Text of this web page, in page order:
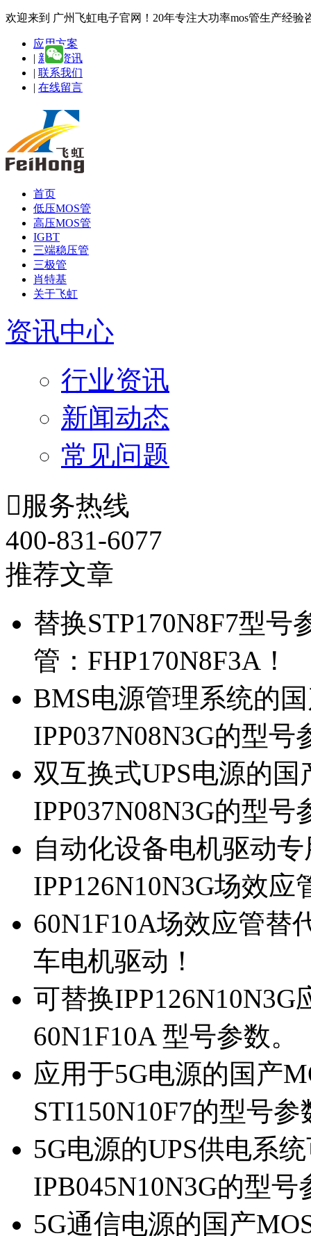
欢迎来到 广州飞虹电子官网！20年专注大功率mos管生产经验
应用方案
| 新闻资讯
| 联系我们
| 在线留言
首页
低压MOS管
高压MOS管
IGBT
三端稳压管
三极管
肖特基
关于飞虹
资讯中心
行业资讯
新闻动态
常见问题
服务热线
400-831-6077
推荐文章
替换STP170N8F7型
管：FHP170N8F3A！
BMS电源管理系统的
IPP037N08N3G的型号
双互换式UPS电源的
IPP037N08N3G的型号
自动化设备电机驱动
IPP126N10N3G场效应
60N1F10A场效应管替
车电机驱动！
可替换
60N1F10A 型号参数。
应用于5G电源的国产
STI150N10F7的型号参
5G电源的UPS供电系
IPB045N10N3G的型号
5G通信电源的国产